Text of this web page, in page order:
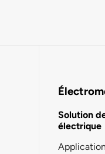
Solution
électrique